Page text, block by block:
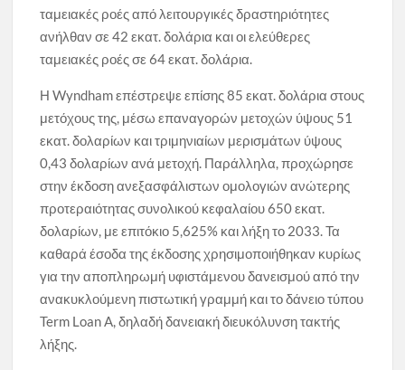
ταμειακές ροές από λειτουργικές δραστηριότητες
ανήλθαν σε 42 εκατ. δολάρια και οι ελεύθερες
ταμειακές ροές σε 64 εκατ. δολάρια.
Η Wyndham επέστρεψε επίσης 85 εκατ. δολάρια στους
μετόχους της, μέσω επαναγορών μετοχών ύψους 51
εκατ. δολαρίων και τριμηνιαίων μερισμάτων ύψους
0,43 δολαρίων ανά μετοχή. Παράλληλα, προχώρησε
στην έκδοση ανεξασφάλιστων ομολογιών ανώτερης
προτεραιότητας συνολικού κεφαλαίου 650 εκατ.
δολαρίων, με επιτόκιο 5,625% και λήξη το 2033. Τα
καθαρά έσοδα της έκδοσης χρησιμοποιήθηκαν κυρίως
για την αποπληρωμή υφιστάμενου δανεισμού από την
ανακυκλούμενη πιστωτική γραμμή και το δάνειο τύπου
Term Loan A, δηλαδή δανειακή διευκόλυνση τακτής
λήξης.